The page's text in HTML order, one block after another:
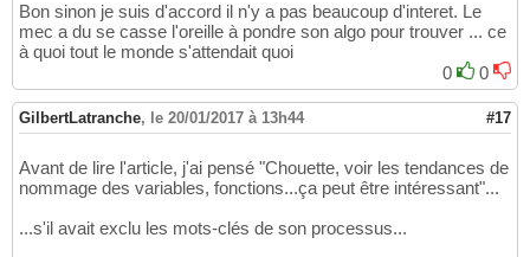
Bon sinon je suis d'accord il n'y a pas beaucoup d'interet. Le
mec a du se casse l'oreille à pondre son algo pour trouver ... ce
à quoi tout le monde s'attendait quoi
0
0
GilbertLatranche, le 20/01/2017 à 13h44 #17
Avant de lire l'article, j'ai pensé "Chouette, voir les tendances de
nommage des variables, fonctions...ça peut être intéressant"...
...s'il avait exclu les mots-clés de son processus...